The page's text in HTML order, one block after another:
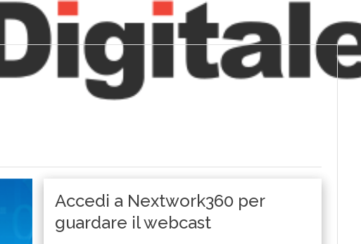
Accedi a Nextwork360 per
guardare il webcast